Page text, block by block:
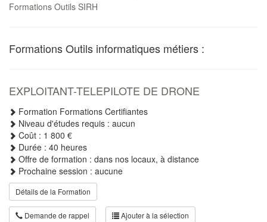
Formations Outils SIRH
Formations Outils informatiques métiers :
EXPLOITANT-TELEPILOTE DE DRONE
Formation Formations Certifiantes
Niveau d'études requis : aucun
Coût : 1 800 €
Durée : 40 heures
Offre de formation : dans nos locaux, à distance
Prochaine session : aucune
Détails de la Formation
Demande de rappel Ajouter à la sélection